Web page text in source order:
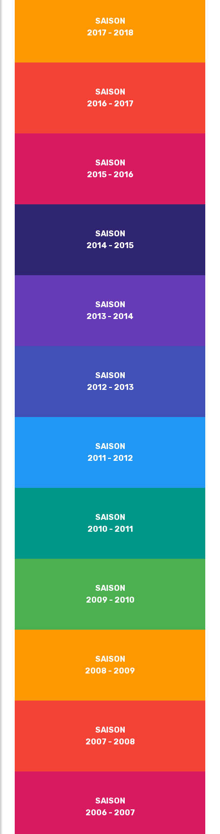
SAISON
2017 - 2018
SAISON
2016 - 2017
SAISON
2015 - 2016
SAISON
2014 - 2015
SAISON
2013 - 2014
SAISON
2012 - 2013
SAISON
2011 - 2012
SAISON
2010 - 2011
SAISON
2009 - 2010
SAISON
2008 - 2009
SAISON
2007 - 2008
SAISON
2006 - 2007